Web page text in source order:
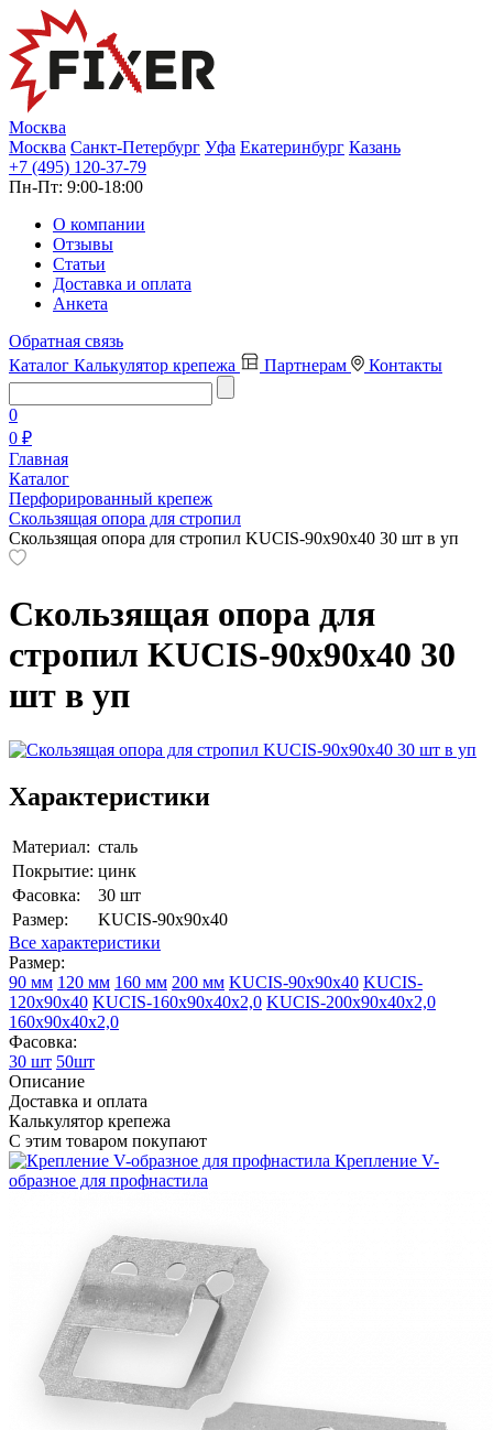
Москва
Москва Санкт-Петербург Уфа Екатеринбург Казань
+7 (495) 120-37-79
Пн-Пт: 9:00-18:00
О компании
Отзывы
Статьи
Доставка и оплата
Анкета
Обратная связь
Каталог Калькулятор крепежа Партнерам Контакты
0
0 ₽
Главная
Каталог
Перфорированный крепеж
Скользящая опора для стропил
Скользящая опора для стропил KUCIS-90х90х40 30 шт в уп
Скользящая опора для
стропил KUCIS-90х90х40 30
шт в уп
Характеристики
Материал: сталь
Покрытие: цинк
Фасовка:
30 шт
Размер:
KUCIS-90х90х40
Все характеристики
Размер:
90 мм 120 мм 160 мм 200 мм KUCIS-90х90х40 KUCIS-
120х90х40 KUCIS-160х90х40х2,0 KUCIS-200х90х40х2,0
160х90х40х2,0
Фасовка:
30 шт 50шт
Описание
Доставка и оплата
Калькулятор крепежа
С этим товаром покупают
Крепление V-
образное для профнастила